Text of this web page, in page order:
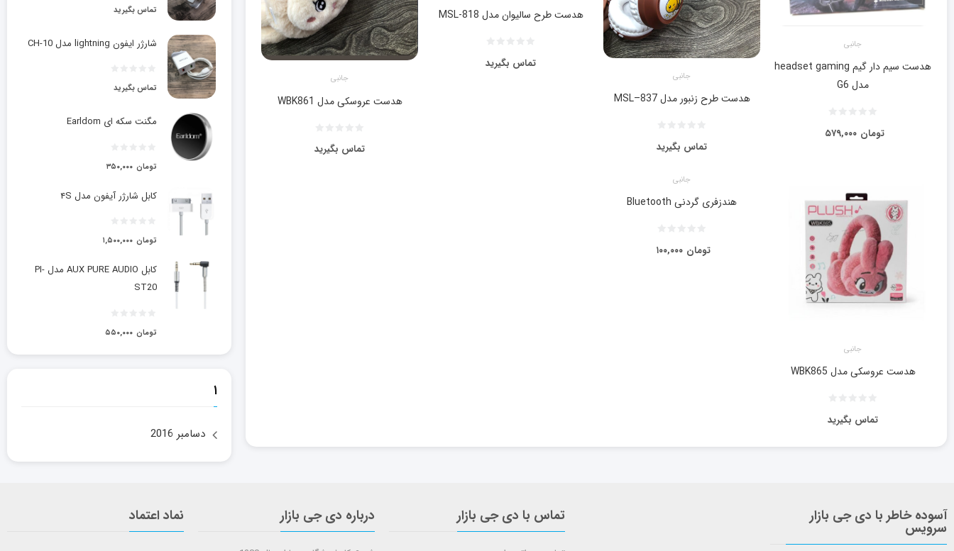
جانبی
هدست سیم دار گیم headset gaming
مدل G6
۵۷۹,۰۰۰ تومان
جانبی
هدست طرح زنبور مدل MSL–837
تماس بگیرید
هدست طرح سالیوان مدل MSL-818
تماس بگیرید
جانبی
هدست عروسکی مدل WBK861
تماس بگیرید
جانبی
هدست عروسکی مدل WBK865
تماس بگیرید
جانبی
هندزفری گردنی BIuetooth
۱۰۰,۰۰۰ تومان
تماس بگیرید
شارژر ایفون lightning مدل CH-10
تماس بگیرید
مگنت سکه ای Earldom
۳۵۰,۰۰۰ تومان
کابل شارژر آیفون مدل ۴S
۱,۵۰۰,۰۰۰ تومان
کابل AUX PURE AUDIO مدل PI-
ST20
۵۵۰,۰۰۰ تومان
۱
دسامبر 2016
آسوده خاطر با دی جی بازار
سرویس
تماس با دی جی بازار درباره دی جی بازار نماد اعتماد